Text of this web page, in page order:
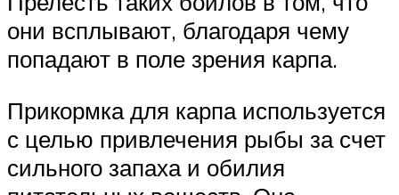
они всплывают, благодаря чему
попадают в поле зрения карпа.
Прикормка для карпа используется
с целью привлечения рыбы за счет
сильного запаха и обилия